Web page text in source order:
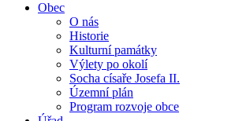
Obec
O nás
Historie
Kulturní památky
Výlety po okolí
Socha císaře Josefa II.
Územní plán
Program rozvoje obce